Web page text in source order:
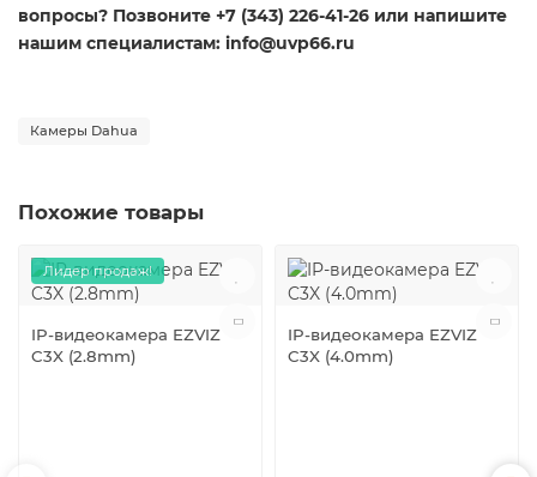
вопросы? Позвоните +7 (343) 226-41-26 или напишите
нашим специалистам: info@uvp66.ru
Камеры Dahua
Похожие товары
Лидер продаж!
IP-видеокамера EZVIZ
C3X (2.8mm)
IP-видеокамера EZVIZ
C3X (4.0mm)